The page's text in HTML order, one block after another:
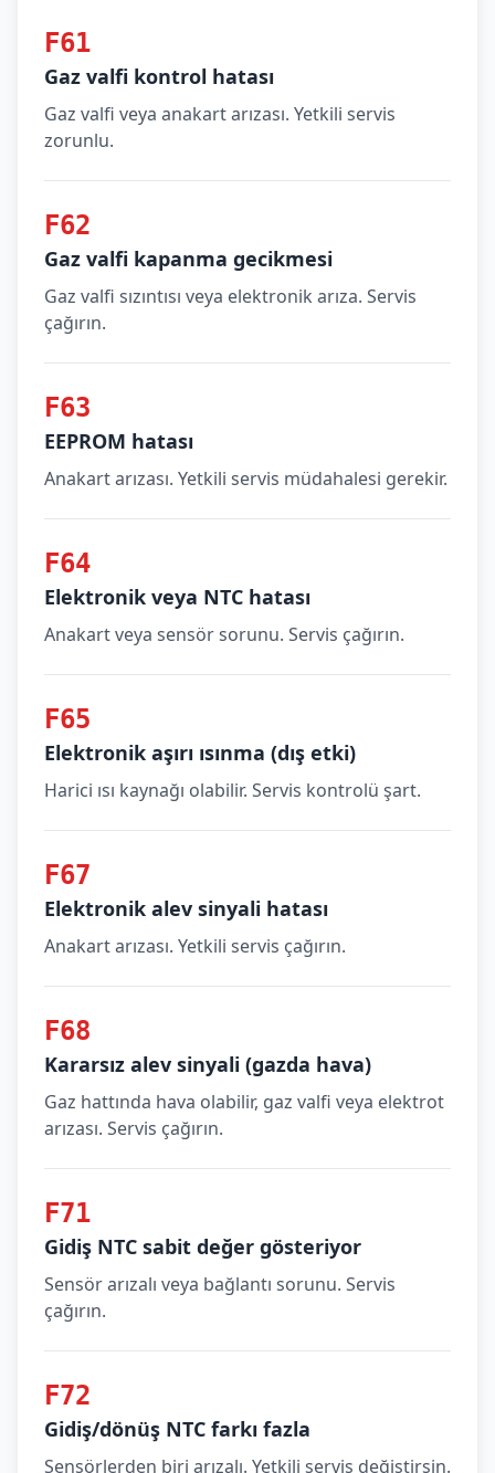
F61
Gaz valfi kontrol hatası
Gaz valfi veya anakart arızası. Yetkili servis
zorunlu.
F62
Gaz valfi kapanma gecikmesi
Gaz valfi sızıntısı veya elektronik arıza. Servis
çağırın.
F63
EEPROM hatası
Anakart arızası. Yetkili servis müdahalesi gerekir.
F64
Elektronik veya NTC hatası
Anakart veya sensör sorunu. Servis çağırın.
F65
Elektronik aşırı ısınma (dış etki)
Harici ısı kaynağı olabilir. Servis kontrolü şart.
F67
Elektronik alev sinyali hatası
Anakart arızası. Yetkili servis çağırın.
F68
Kararsız alev sinyali (gazda hava)
Gaz hattında hava olabilir, gaz valfi veya elektrot
arızası. Servis çağırın.
F71
Gidiş NTC sabit değer gösteriyor
Sensör arızalı veya bağlantı sorunu. Servis
çağırın.
F72
Gidiş/dönüş NTC farkı fazla
Sensörlerden biri arızalı. Yetkili servis değiştirsin.